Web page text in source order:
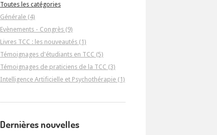
Toutes les catégories
Générale (4)
Evènements - Congrès (9)
Livres TCC : les nouveautés (1)
Témoignages d'étudiants en TCC (5)
Témoignages de praticiens de la TCC (3)
Intelligence Artificielle et Psychothérapie (1)
Dernières nouvelles